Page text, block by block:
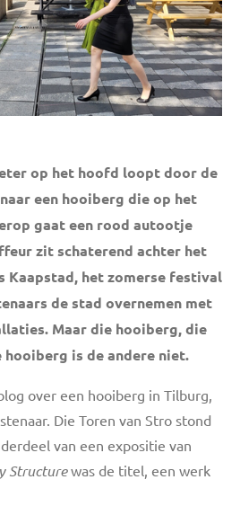
op het hoofd loopt door de
een hooiberg die op het
gaat een rood autootje
zit schaterend achter het
Kaapstad, het zomerse festival
de stad overnemen met
Maar die hooiberg, die
is de andere niet.
over een hooiberg in Tilburg,
Die Toren van Stro stond
van een expositie van
Structurewas de titel, een werk